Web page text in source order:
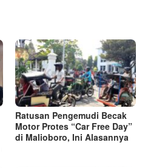
Ratusan Pengemudi Becak
Motor Protes “Car Free Day”
di Malioboro, Ini Alasannya